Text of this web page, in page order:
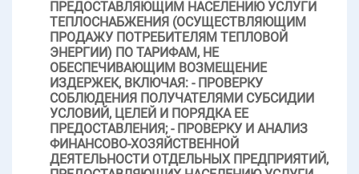
ПРЕДОСТАВЛЯЮЩИМ НАСЕЛЕНИЮ УСЛУГИ
ТЕПЛОСНАБЖЕНИЯ (ОСУЩЕСТВЛЯЮЩИМ
ПРОДАЖУ ПОТРЕБИТЕЛЯМ ТЕПЛОВОЙ
ЭНЕРГИИ) ПО ТАРИФАМ, НЕ
ОБЕСПЕЧИВАЮЩИМ ВОЗМЕЩЕНИЕ
ИЗДЕРЖЕК, ВКЛЮЧАЯ: - ПРОВЕРКУ
СОБЛЮДЕНИЯ ПОЛУЧАТЕЛЯМИ СУБСИДИИ
УСЛОВИЙ, ЦЕЛЕЙ И ПОРЯДКА ЕЕ
ПРЕДОСТАВЛЕНИЯ; - ПРОВЕРКУ И АНАЛИЗ
ФИНАНСОВО-ХОЗЯЙСТВЕННОЙ
ДЕЯТЕЛЬНОСТИ ОТДЕЛЬНЫХ ПРЕДПРИЯТИЙ,